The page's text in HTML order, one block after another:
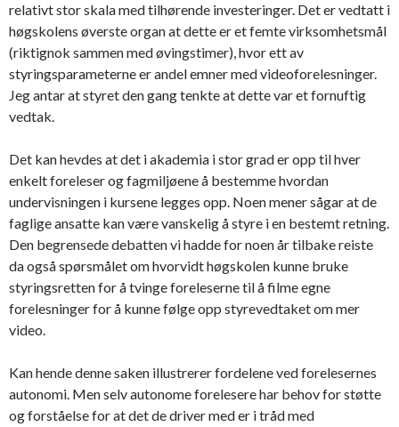
relativt stor skala med tilhørende investeringer. Det er vedtatt i
høgskolens øverste organ at dette er et femte virksomhetsmål
(riktignok sammen med øvingstimer), hvor ett av
styringsparameterne er andel emner med videoforelesninger.
Jeg antar at styret den gang tenkte at dette var et fornuftig
vedtak.
Det kan hevdes at det i akademia i stor grad er opp til hver
enkelt foreleser og fagmiljøene å bestemme hvordan
undervisningen i kursene legges opp. Noen mener sågar at de
faglige ansatte kan være vanskelig å styre i en bestemt retning.
Den begrensede debatten vi hadde for noen år tilbake reiste
da også spørsmålet om hvorvidt høgskolen kunne bruke
styringsretten for å tvinge foreleserne til å filme egne
forelesninger for å kunne følge opp styrevedtaket om mer
video.
Kan hende denne saken illustrerer fordelene ved forelesernes
autonomi. Men selv autonome forelesere har behov for støtte
og forståelse for at det de driver med er i tråd med